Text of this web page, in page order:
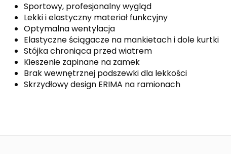
Sportowy, profesjonalny wygląd
Lekki i elastyczny materiał funkcyjny
Optymalna wentylacja
Elastyczne ściągacze na mankietach i dole kurtki
Stójka chroniąca przed wiatrem
Kieszenie zapinane na zamek
Brak wewnętrznej podszewki dla lekkości
Skrzydłowy design ERIMA na ramionach